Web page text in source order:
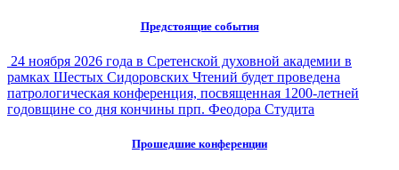
Предстоящие события
24 ноября 2026 года в Сретенской духовной академии в
рамках Шестых Сидоровских Чтений будет проведена
патрологическая конференция, посвященная 1200-летней
годовщине со дня кончины прп. Феодора Студита
Прошедшие конференции